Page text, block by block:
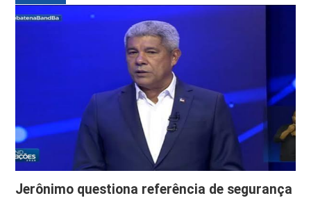
Jerônimo questiona referência de segurança